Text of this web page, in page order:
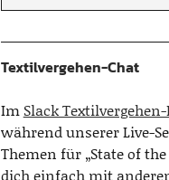
Textilvergehen-Chat
Im Slack
während unserer Live-
Themen für „State of
dich einfach mit